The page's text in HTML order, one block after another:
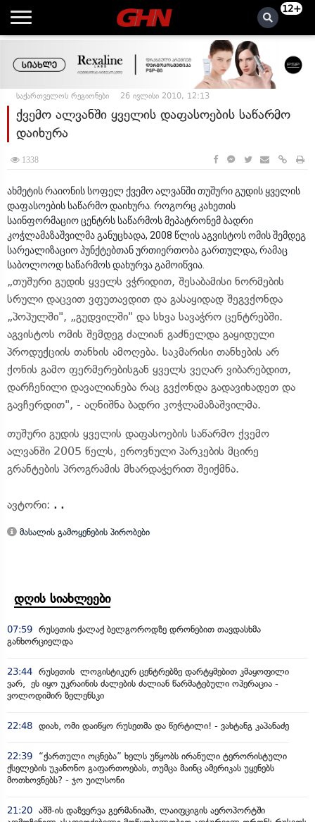
12+
საქართველოს რეგიონები 26 ივლისი 2010, 12:13
ქვემო ალვანში ყველის დაფასოების საწარმო
დაიხურა
1338
ახმეტის რაიონის სოფელ ქვემო ალვანში თუშური გუდის ყველის
დაფასოების საწარმო დაიხურა. როგორც კახეთის
საინფორმაციო ცენტრს საწარმოს მეპატრონემ ბადრი
კოჭლამაზაშვილმა განუცხადა, 2008 წლის აგვისტოს ომის შემდეგ
სარეალიზაციო პუნქტებთან ურთიერთობა გართულდა, რამაც
საბოლოოდ საწარმოს დახურვა გამოიწვია.
„თუშური გუდის ყველს ვჭრიდით, შესაბამისი ნორმების
სრული დაცვით ვფუთავდით და გასაყიდად შეგვქონდა
„პოპულში", „გუდვილში" და სხვა სავაჭრო ცენტრებში.
აგვისტოს ომის შემდეგ ძალიან გაძნელდა გაყიდული
პროდუქციის თანხის ამოღება. საკმარისი თანხების არ
ქონის გამო ფერმერებისგან ყველს ვეღარ ვიბარებდით,
დარჩენილი დავალიანება რაც გვქონდა გადავიხადეთ და
გავჩერდით", - აღნიშნა ბადრი კოჭლამაზაშვილმა.
თუშური გუდის ყველის დაფასოების საწარმო ქვემო
ალვანში 2005 წელს, ეროვნული პარკების მცირე
გრანტების პროგრამის მხარდაჭერით შეიქმნა.
ავტორი: . .
მასალის გამოყენების პირობები
დღის სიახლეები
07:59 რუსეთის ქალაქ ბელგოროდზე დრონებით თავდასხმა
განხორციელდა
23:44 რუსეთის ლოგისტიკურ ცენტრებზე დარტყმებით კმაყოფილი
ვარ, ეს იყო უკრაინის ძალების ძალიან წარმატებული ოპერაცია -
ვოლოდიმირ ზელენსკი
22:48 დიახ, ომი დაიწყო რუსეთმა და წერტილი! - ვახტანგ კაპანაძე
22:39
“ქართული ოცნება” ხელს უწყობს ირანული ტერორისტული
ქსელების უკანონო გაფართოებას, თუმცა მაინც ამერიკას უყენებს
მოთხოვნებს? - ჯო უილსონი
21:20 აშშ-ის დაზვერვა გერმანიაში, ლაიფციგის აეროპორტში